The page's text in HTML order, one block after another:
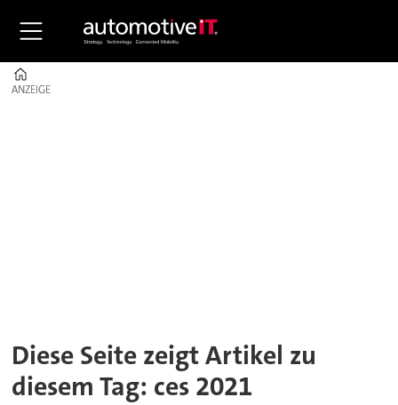
ANZEIGE
ANZEIGE
Diese Seite zeigt Artikel zu
diesem Tag: ces 2021